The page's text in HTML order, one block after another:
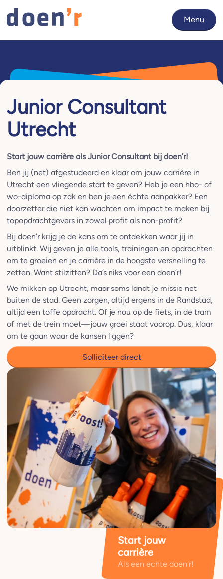
Menu
Junior Consultant
Utrecht
Start jouw carrière als Junior Consultant bij doen’r!
Ben jij (net) afgestudeerd en klaar om jouw carrière in
Utrecht een vliegende start te geven? Heb je een hbo- of
wo-diploma op zak en ben je een échte aanpakker? Een
doorzetter die niet kan wachten om impact te maken bij
topopdrachtgevers in zowel profit als non-profit?
Bij doen’r krijg je de kans om te ontdekken waar jij in
uitblinkt. Wij geven je alle tools, trainingen en opdrachten
om te groeien en je carrière in de hoogste versnelling te
zetten. Want stilzitten? Da’s niks voor een doen’r!
We mikken op Utrecht, maar soms landt je missie net
buiten de stad. Geen zorgen, altijd ergens in de Randstad,
altijd een toffe opdracht. Of je nou op de fiets, in de tram
of met de trein moet—jouw groei staat voorop. Dus, klaar
om te gaan waar de kansen liggen?
Solliciteer direct
Start jouw
carrière
Als een echte doen'r!